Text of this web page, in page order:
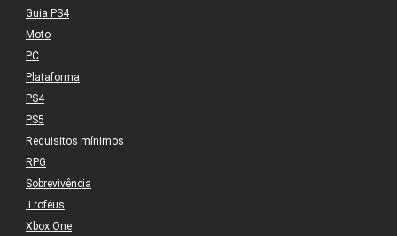
Guia PS4
Moto
PC
Plataforma
PS4
PS5
Requisitos mínimos
RPG
Sobrevivência
Troféus
Xbox One